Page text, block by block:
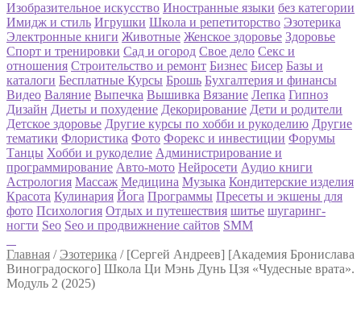
Изобразительное искусство Иностранные языки без категории
Имидж и стиль Игрушки Школа и репетиторство Эзотерика
Электронные книги Животные Женское здоровье Здоровье
Спорт и тренировки Сад и огород Свое дело Секс и
отношения Строительство и ремонт Бизнес Бисер Базы и
каталоги Бесплатные Курсы Брошь Бухгалтерия и финансы
Видео Валяние Выпечка Вышивка Вязание Лепка Гипноз
Дизайн Диеты и похудение Декорирование Дети и родители
Детское здоровье Другие курсы по хобби и рукоделию Другие
тематики Флористика Фото Форекс и инвестиции Форумы
Танцы Хобби и рукоделие Администрирование и
программирование Авто-мото Нейросети Аудио книги
Астрология Массаж Медицина Музыка Кондитерские изделия
Красота Кулинария Йога Программы Пресеты и экшены для
фото Психология Отдых и путешествия шитье шугаринг-
ногти Seo Seo и продвижнение сайтов SMM
Главная / Эзотерика / [Сергей Андреев] [Академия Бронислава
Виноградоского] Школа Ци Мэнь Дунь Цзя «Чудесные врата».
Модуль 2 (2025)